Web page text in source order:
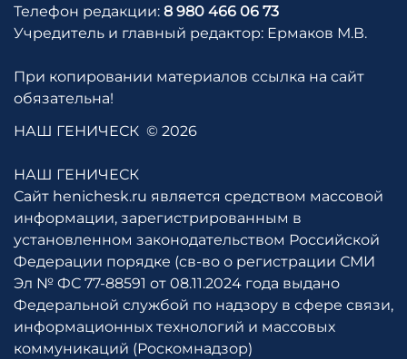
Телефон редакции: 8 980 466 06 73
Учредитель и главный редактор: Ермаков М.В.
При копировании материалов ссылка на сайт
обязательна!
НАШ ГЕНИЧЕСК © 2026
НАШ ГЕНИЧЕСК
Сайт henichesk.ru является средством массовой
информации, зарегистрированным в
установленном законодательством Российской
Федерации порядке (св-во о регистрации СМИ
Эл № ФС 77-88591 от 08.11.2024 года выдано
Федеральной службой по надзору в сфере связи,
информационных технологий и массовых
коммуникаций (Роскомнадзор)